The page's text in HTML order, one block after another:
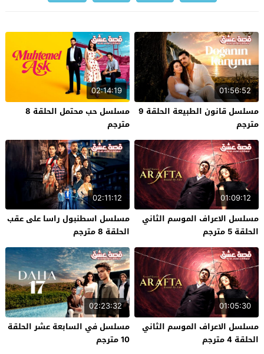
01:56:52
مسلسل قانون الطبيعة الحلقة 9
مترجم
02:14:19
مسلسل حب محتمل الحلقة 8
مترجم
01:09:12
مسلسل الاعراف الموسم الثاني
الحلقة 5 مترجم
02:11:12
مسلسل اسطنبول راسا على عقب
الحلقة 8 مترجم
01:05:30
مسلسل الاعراف الموسم الثاني
الحلقة 4 مترجم
02:23:32
مسلسل في السابعة عشر الحلقة
10 مترجم